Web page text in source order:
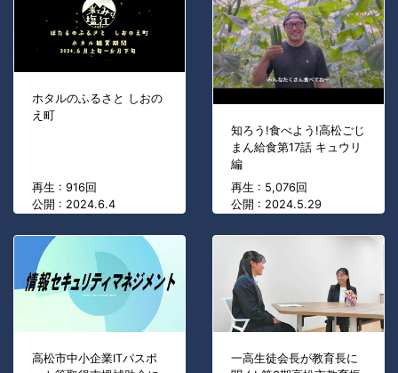
ホタルのふるさと しおの
え町
再生 : 916回
公開 : 2024.6.4
知ろう!食べよう!高松ごじ
まん給食第17話 キュウリ
編
再生 : 5,076回
公開 : 2024.5.29
高松市中小企業ITパスポ
一高生徒会長が教育長に